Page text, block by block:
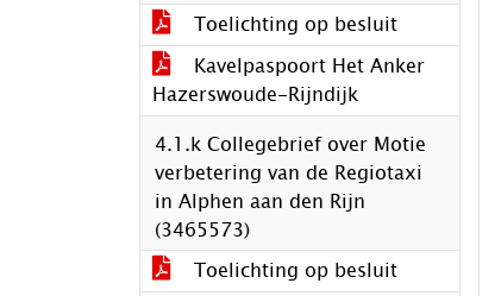
Toelichting op besluit
Kavelpaspoort Het Anker
Hazerswoude-Rijndijk
4.1.k Collegebrief over Motie
verbetering van de Regiotaxi
in Alphen aan den Rijn
(3465573)
Toelichting op besluit